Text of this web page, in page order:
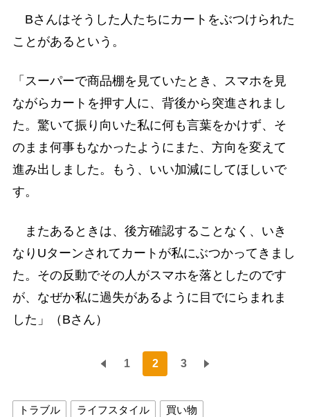
Bさんはそうした人たちにカートをぶつけられた
ことがあるという。
「スーパーで商品棚を見ていたとき、スマホを見
ながらカートを押す人に、背後から突進されまし
た。驚いて振り向いた私に何も言葉をかけず、そ
のまま何事もなかったようにまた、方向を変えて
進み出しました。もう、いい加減にしてほしいで
す。
またあるときは、後方確認することなく、いき
なりUターンされてカートが私にぶつかってきまし
た。その反動でその人がスマホを落としたのです
が、なぜか私に過失があるように目でにらまれま
した」（Bさん）
1 2 3
トラブル ライフスタイル 買い物